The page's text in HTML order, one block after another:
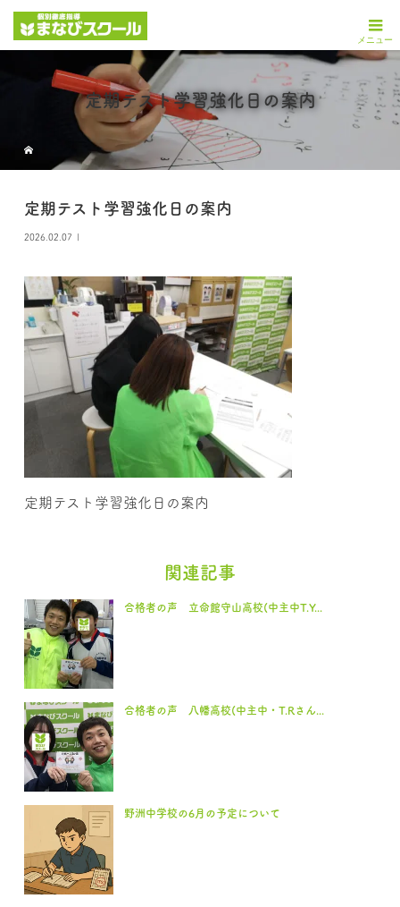
定期テスト学習強化日の案内
定期テスト学習強化日の案内
2026.02.07
定期テスト学習強化日の案内
関連記事
合格者の声 立命館守山高校(中主中T.Y...
合格者の声 八幡高校(中主中・T.Rさん...
野洲中学校の6月の予定について